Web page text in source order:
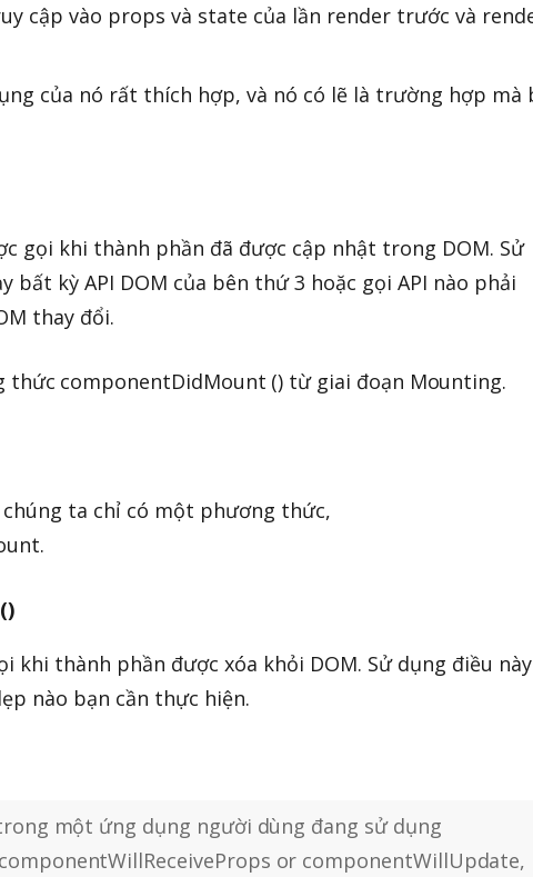
cập vào props và state của lần render trước và
của nó rất thích hợp, và nó có lẽ là trường hợp mà
gọi khi thành phần đã được cập nhật trong DOM. Sử
bất kỳ API DOM của bên thứ 3 hoặc gọi API nào phải
thay đổi.
thức componentDidMount () từ giai đoạn Mounting.
ta chỉ có một phương thức,
khi thành phần được xóa khỏi DOM. Sử dụng điều
nào bạn cần thực hiện.
một ứng dụng người dùng đang sử dụng
or componentWillUpdate,